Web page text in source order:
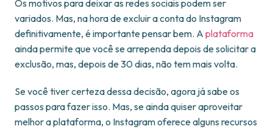
Os motivos para deixar as redes sociais podem ser
variados. Mas, na hora de excluir a conta do Instagram
definitivamente, é importante pensar bem. A plataforma
ainda permite que você se arrependa depois de solicitar a
exclusão, mas, depois de 30 dias, não tem mais volta.
Se você tiver certeza dessa decisão, agora já sabe os
passos para fazer isso. Mas, se ainda quiser aproveitar
melhor a plataforma, o Instagram oferece alguns recursos